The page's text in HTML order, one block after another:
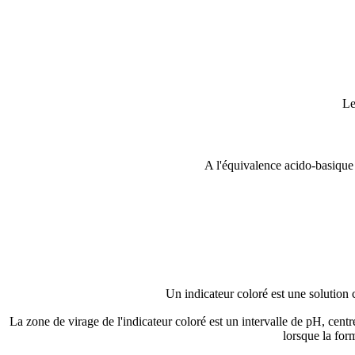
A l'équivalence acido-
Un indicateur coloré est une solution
La zone de virage de l'indicateur coloré est un intervalle de pH,
lorsque la